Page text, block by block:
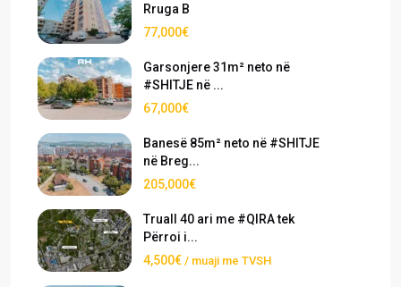
Rruga B
77,000€
Garsonjere 31m² neto në
#SHITJE në ...
67,000€
Banesë 85m² neto në #SHITJE
në Breg...
205,000€
Truall 40 ari me #QIRA tek
Përroi i...
4,500€ / muaji me TVSH